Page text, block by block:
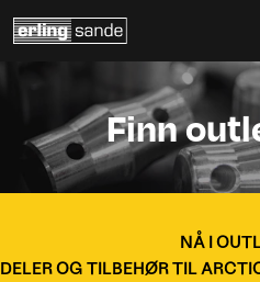
Finn
NÅ I
DELER OG TILBEHØR TIL